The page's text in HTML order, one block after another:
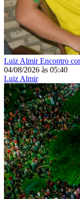
Luiz AlmirEncontro
04/08/2026 às 05:40
Luiz Almir